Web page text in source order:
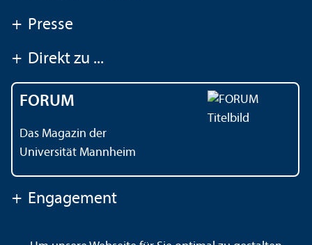
+ Presse
+ Direkt zu ...
FORUM
Das Magazin der
Universität Mannheim
+ Engagement